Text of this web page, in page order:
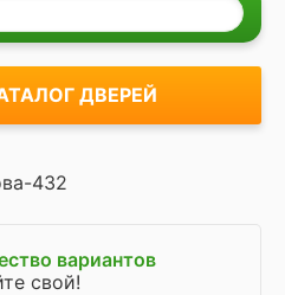
ДВЕРЕЙ
432
вариантов
свой!